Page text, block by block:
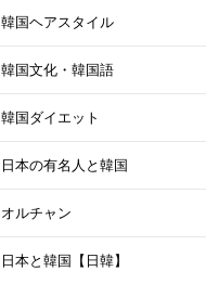
韓国ヘアスタイル
韓国文化・韓国語
韓国ダイエット
日本の有名人と韓国
オルチャン
日本と韓国【日韓】